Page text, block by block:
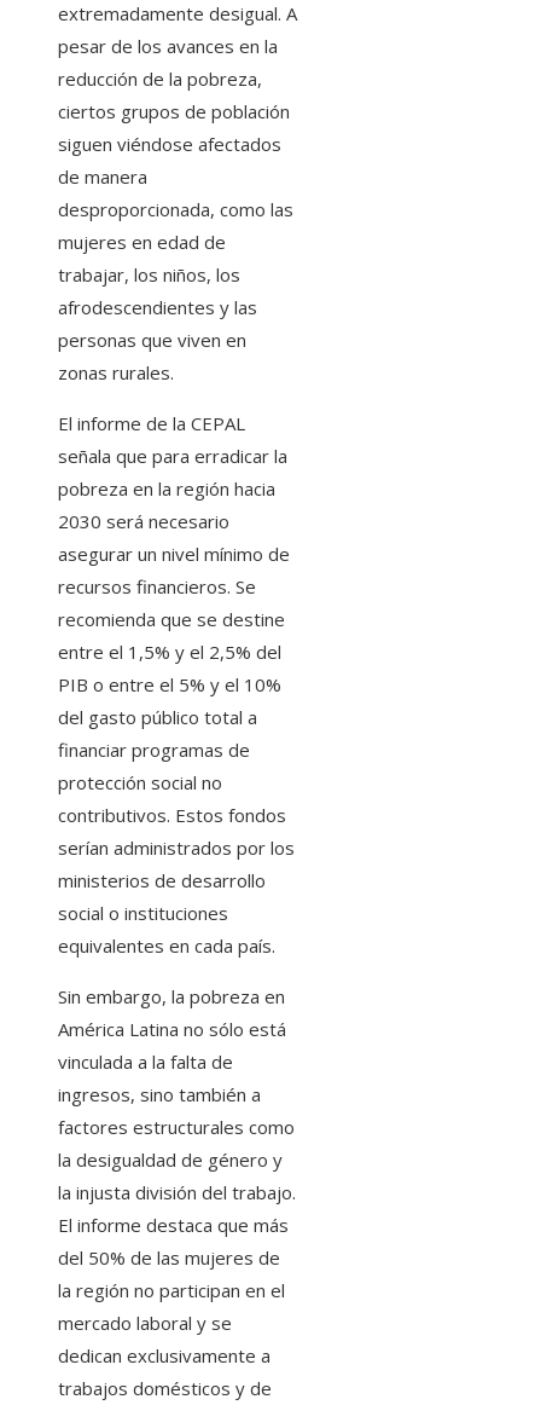
extremadamente desigual. A
pesar de los avances en la
reducción de la pobreza,
ciertos grupos de población
siguen viéndose afectados
de manera
desproporcionada, como las
mujeres en edad de
trabajar, los niños, los
afrodescendientes y las
personas que viven en
zonas rurales.
El informe de la CEPAL
señala que para erradicar la
pobreza en la región hacia
2030 será necesario
asegurar un nivel mínimo de
recursos financieros. Se
recomienda que se destine
entre el 1,5% y el 2,5% del
PIB o entre el 5% y el 10%
del gasto público total a
financiar programas de
protección social no
contributivos. Estos fondos
serían administrados por los
ministerios de desarrollo
social o instituciones
equivalentes en cada país.
Sin embargo, la pobreza en
América Latina no sólo está
vinculada a la falta de
ingresos, sino también a
factores estructurales como
la desigualdad de género y
la injusta división del trabajo.
El informe destaca que más
del 50% de las mujeres de
la región no participan en el
mercado laboral y se
dedican exclusivamente a
trabajos domésticos y de